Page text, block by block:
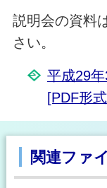
説明会の資料
さい。
平成29
[PDF形
関連ファ